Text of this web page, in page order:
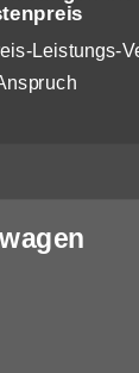
Leistungs-